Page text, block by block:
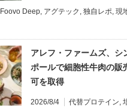
Foovo Deep アグテック 独自レポ 現
アレフ・ファームズ、シ
ポールで細胞性牛肉の販
可を取得
2026/8/4 代替プロテイン